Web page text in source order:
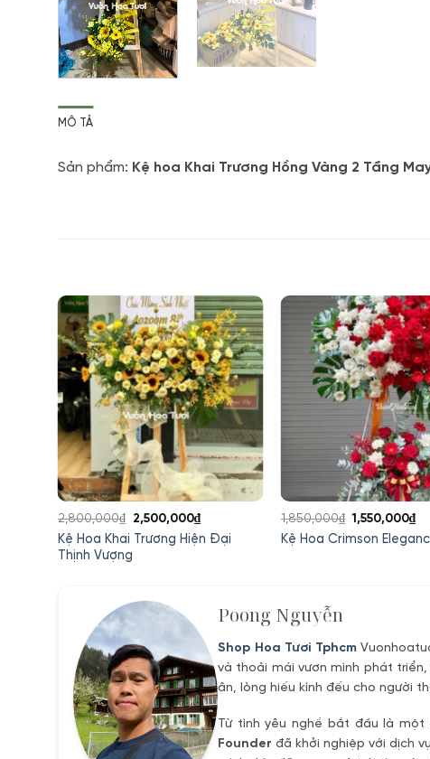
MÔ TẢ
Sản phẩm: Kệ hoa Khai Trương Hồng Vàng 2 Tầng
Kệ Hoa Khai Trương Hiện Đại
Thịnh Vượng
2,800,000₫
Giá
gốc
là:
2,500,000₫Giá
hiện
Kệ Hoa Crimson
1,850,000₫ Giá
gốc
1,550,000₫Giá
Poong Nguyễn
Shop Hoa Tươi Tphcm
và thoải mái vươn mình phát
ân, lòng hiếu kính đếu cho người
Từ tình yêu nghề bắt đầu là một
Founder đã khởi nghiệp với dịch vụ